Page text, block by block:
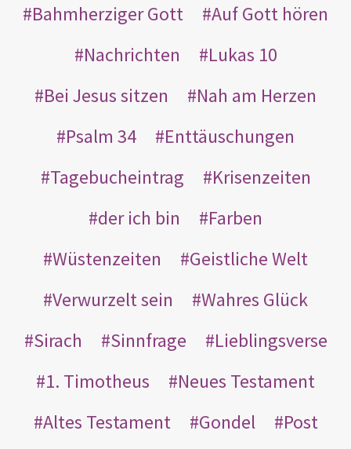
Bahmherziger Gott
Auf Gott hören
Nachrichten
Lukas 10
Bei Jesus sitzen
Nah am Herzen
Psalm 34
Enttäuschungen
Tagebucheintrag
Krisenzeiten
der ich bin
Farben
Wüstenzeiten
Geistliche Welt
Verwurzelt sein
Wahres Glück
Sirach
Sinnfrage
Lieblingsverse
1. Timotheus
Neues Testament
Altes Testament
Gondel
Post